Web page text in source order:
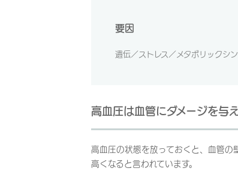
要因
遺伝／ストレス／メタボリック
高血圧は血管にダメージを与
高血圧の状態を放っておくと、血管の
高くなると言われています。